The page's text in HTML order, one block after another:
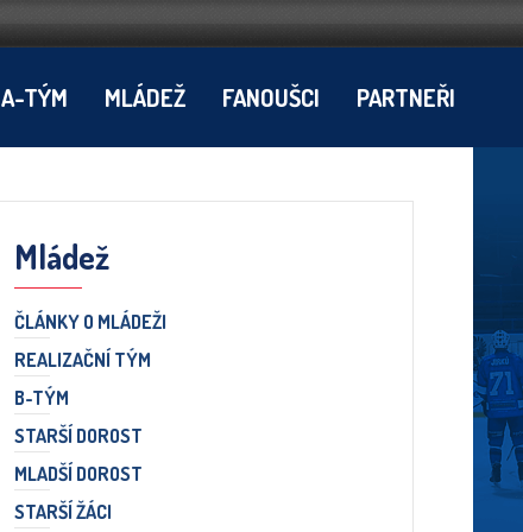
A-TÝM MLÁDEŽ FANOUŠCI PARTNEŘI
Mládež
ČLÁNKY O MLÁDEŽI
REALIZAČNÍ TÝM
B-TÝM
STARŠÍ DOROST
MLADŠÍ DOROST
STARŠÍ ŽÁCI